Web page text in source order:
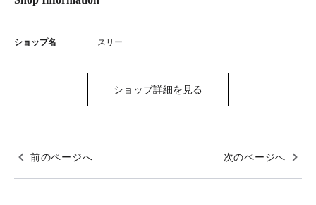
ショップ名 スリー
ショップ詳細を見る
前のページへ 次のページへ